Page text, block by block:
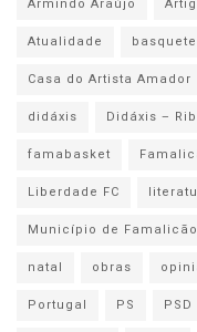
Armindo Araújo
Atualidade
Casa do Artista Amador
didáxis
Didáxis –
famabasket
Liberdade FC
Município de Famalicão
natal
obras
Portugal
PS PSD